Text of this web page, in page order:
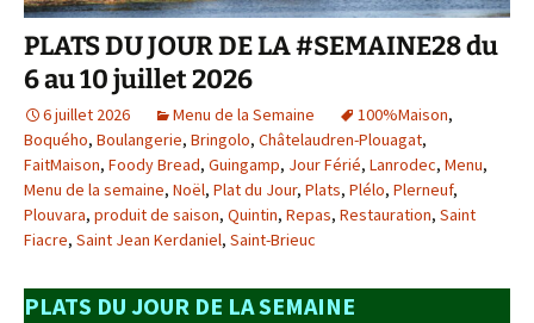
PLATS DU JOUR DE LA #SEMAINE28 du
6 au 10 juillet 2026
6 juillet 2026 Menu de la Semaine 100%Maison,
Boquého, Boulangerie, Bringolo, Châtelaudren-Plouagat,
FaitMaison, Foody Bread, Guingamp, Jour Férié, Lanrodec, Menu,
Menu de la semaine, Noël, Plat du Jour, Plats, Plélo, Plerneuf,
Plouvara, produit de saison, Quintin, Repas, Restauration, Saint
Fiacre, Saint Jean Kerdaniel, Saint-Brieuc
PLATS DU JOUR DE LA SEMAINE